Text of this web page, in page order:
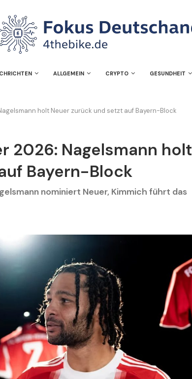
ALLGEMEIN CRYPTO GESUNDHEIT
holt Neuer zurück und setzt auf Bayern-Block
2026: Nagelsmann holt
Bayern-Block
nominiert Neuer, Kimmich führt das